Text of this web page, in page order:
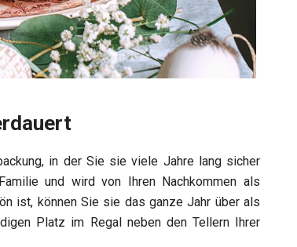
in der Sie sie viele Jahre lang sicher
und wird von Ihren Nachkommen als
ist, können Sie sie das ganze Jahr über als
Platz im Regal neben den Tellern Ihrer